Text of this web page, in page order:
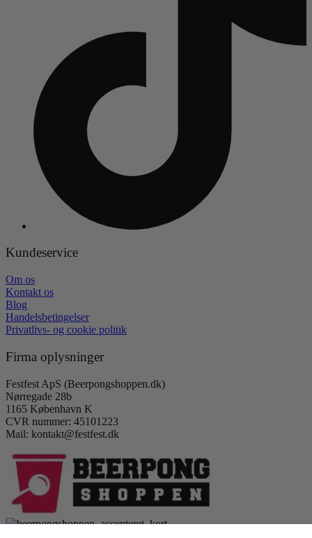
Kundeservice
Om os
Kontakt os
Blog
Handelsbetingelser
Privatlivs- og cookie politik
Firma oplysninger
Festfest ApS (Beerpongshoppen.dk)
Nørregade 28b
1165 København K
CVR nummer: 45101223
Mail: kontakt@festfest.dk